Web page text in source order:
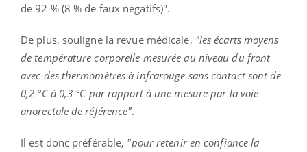
de 92 % (8 % de faux négatifs)".
De plus, souligne la revue médicale, "les écarts moyens
de température corporelle mesurée au niveau du front
avec des thermomètres à infrarouge sans contact sont de
0,2 °C à 0,3 °C par rapport à une mesure par la voie
anorectale de référence".
Il est donc préférable, "pour retenir en confiance la